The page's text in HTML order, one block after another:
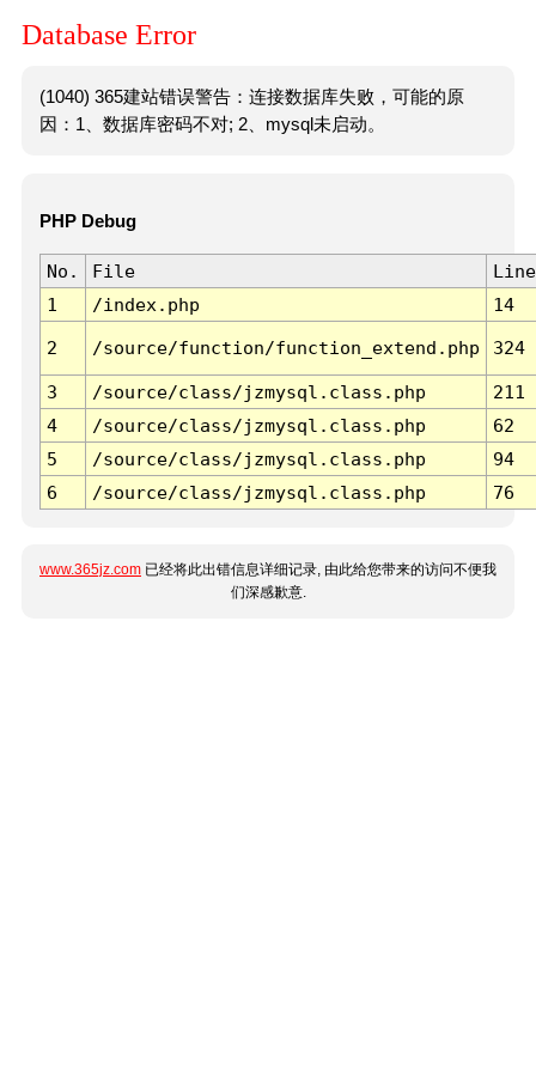
Database Error
(1040) 365建站错误警告：连接数据库失败，可能的原
因：1、数据库密码不对; 2、mysql未启动。
PHP Debug
No. File
Line
1
/index.php 14
2 /source/function/function_extend.php 324
3 /source/class/jzmysql.class.php
211
4
/source/class/jzmysql.class.php
62
5
/source/class/jzmysql.class.php
94
6
/source/class/jzmysql.class.php 76
www.365jz.com 已经将此出错信息详细记录, 由此给您带来的访问不便我
们深感歉意.